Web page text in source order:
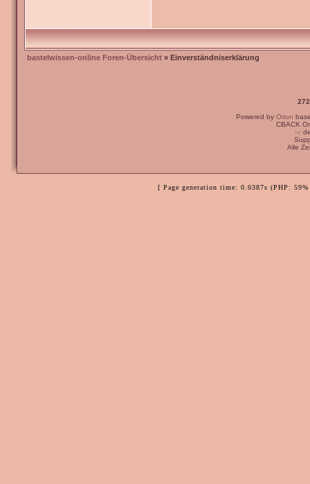
bastelwissen-online Foren-Übersicht » Einverständniserklärung
Powered by Orion
CBACK
:-:
Alle
[ Page generation time: 0.0387s (PHP: